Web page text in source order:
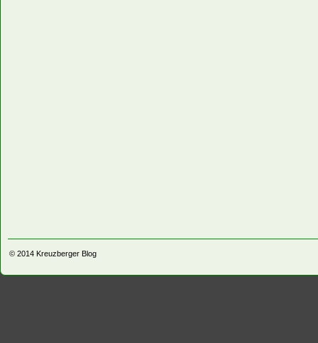
© 2014 Kreuzberger Blog